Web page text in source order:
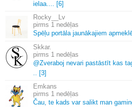
ielaa.... [6]
Rocky__Lv
1 nedēļas
Spēļu portāla jaunākajiem
Skkar.
1 nedēļas
@Zveraboj nevari pastāstīt kas
.. [3]
Emkans
1 nedēļas
Čau, te kads var salikt man